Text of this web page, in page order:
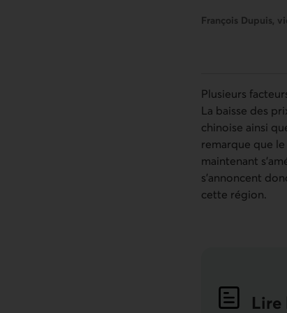
François Dupuis,
Plusieurs
La baisse des
chinoise ainsi
remarque que
maintenant
s’annoncent
cette région.
Lire